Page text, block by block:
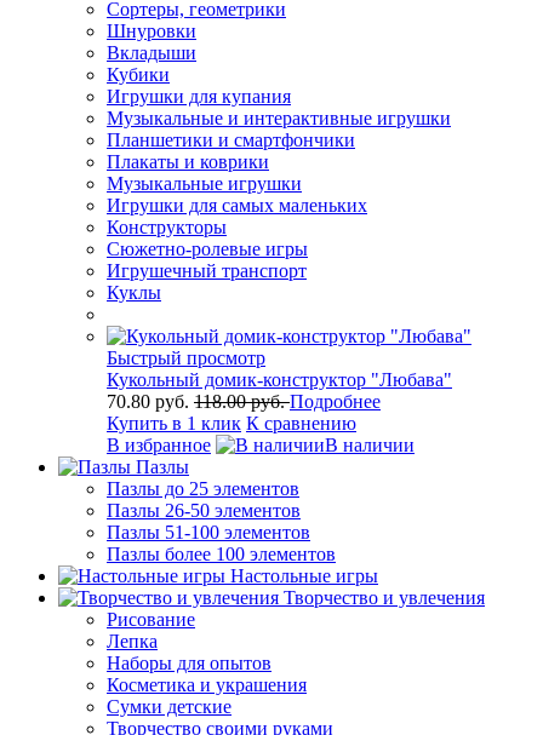
Сортеры, геометрики
Шнуровки
Вкладыши
Кубики
Игрушки для купания
Музыкальные и интерактивные игрушки
Планшетики и смартфончики
Плакаты и коврики
Музыкальные игрушки
Игрушки для самых маленьких
Конструкторы
Сюжетно-ролевые игры
Игрушечный транспорт
Куклы
Быстрый просмотр
Кукольный домик-конструктор "Любава"
70.80 руб. 118.00 руб.Подробнее
Купить в 1 клик К сравнению
В избранное
В наличии
Пазлы
Пазлы до 25 элементов
Пазлы 26-50 элементов
Пазлы 51-100 элементов
Пазлы более 100 элементов
Настольные игры
Творчество и увлечения
Рисование
Лепка
Наборы для опытов
Косметика и украшения
Сумки детские
Творчество своими руками